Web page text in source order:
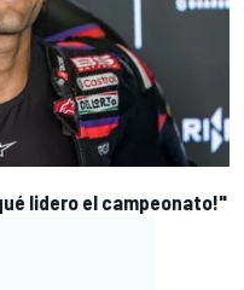
lidero el campeonato!"